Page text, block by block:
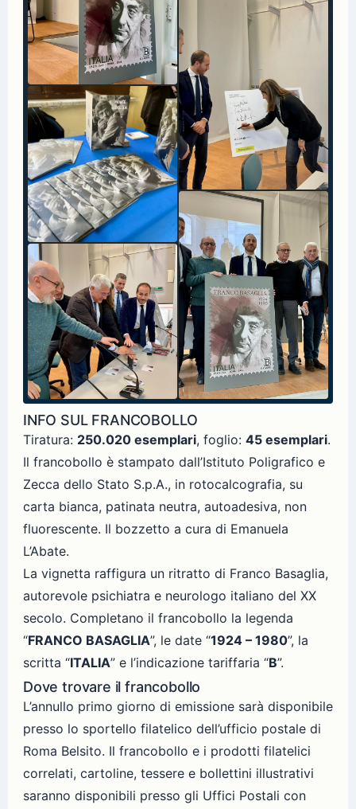
INFO SUL FRANCOBOLLO
Tiratura: 250.020 esemplari, foglio: 45 esemplari.
Il francobollo è stampato dall’Istituto Poligrafico e
Zecca dello Stato S.p.A., in rotocalcografia, su
carta bianca, patinata neutra, autoadesiva, non
fluorescente. Il bozzetto a cura di Emanuela
L’Abate.
La vignetta raffigura un ritratto di Franco Basaglia,
autorevole psichiatra e neurologo italiano del XX
secolo. Completano il francobollo la legenda
“FRANCO BASAGLIA”, le date “1924 – 1980”, la
scritta “ITALIA” e l’indicazione tariffaria “B”.
Dove trovare il francobollo
L’annullo primo giorno di emissione sarà disponibile
presso lo sportello filatelico dell’ufficio postale di
Roma Belsito. Il francobollo e i prodotti filatelici
correlati, cartoline, tessere e bollettini illustrativi
saranno disponibili presso gli Uffici Postali con